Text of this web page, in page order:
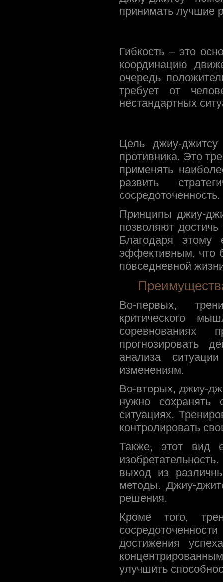
принимать лучшие
Гибкость – это
координацию
очередь
требует от
нестандартных
Цель джиу-
противника. Это
применять
развить
сосредоточенность.
Принципы джиу-
позволяют достичь
Благодаря этому
эффективным, что
повседневной
Во-первых,
критического
прогнозировать
анализа
изменениям.
Во-вторых, джиу-
нужно
ситуациях.
контролировать
Также, этот вид
выход из
методы. Джиу-
решения.
Кроме того,
достижения
улучшить